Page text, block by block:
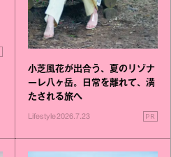
小芝風花が出合う、夏のリゾナ
ーレ八ヶ岳。日常を離れて、満
たされる旅へ
Lifestyle2026.7.23 PR